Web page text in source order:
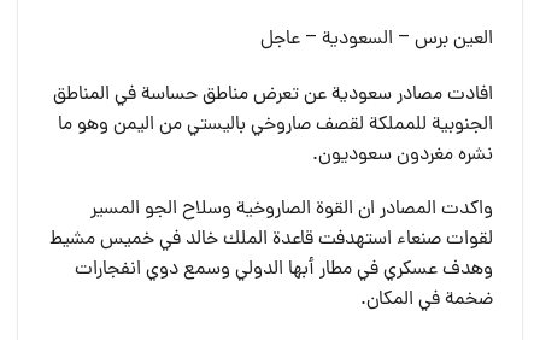
العين برس – السعودية – عاجل
افادت مصادر سعودية عن تعرض مناطق حساسة في المناطق
الجنوبية للمملكة لقصف صاروخي باليستي من اليمن وهو ما
نشره مغردون سعوديون.
واكدت المصادر ان القوة الصاروخية وسلاح الجو المسير
لقوات صنعاء استهدفت قاعدة الملك خالد في خميس مشيط
وهدف عسكري في مطار أبها الدولي وسمع دوي انفجارات
ضخمة في المكان.